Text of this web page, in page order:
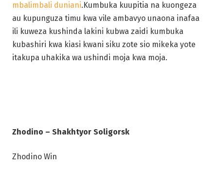
mbalimbali duniani.Kumbuka kuupitia na kuongeza
au kupunguza timu kwa vile ambavyo unaona inafaa
ili kuweza kushinda lakini kubwa zaidi kumbuka
kubashiri kwa kiasi kwani siku zote sio mikeka yote
itakupa uhakika wa ushindi moja kwa moja.
Zhodino – Shakhtyor Soligorsk
Zhodino Win